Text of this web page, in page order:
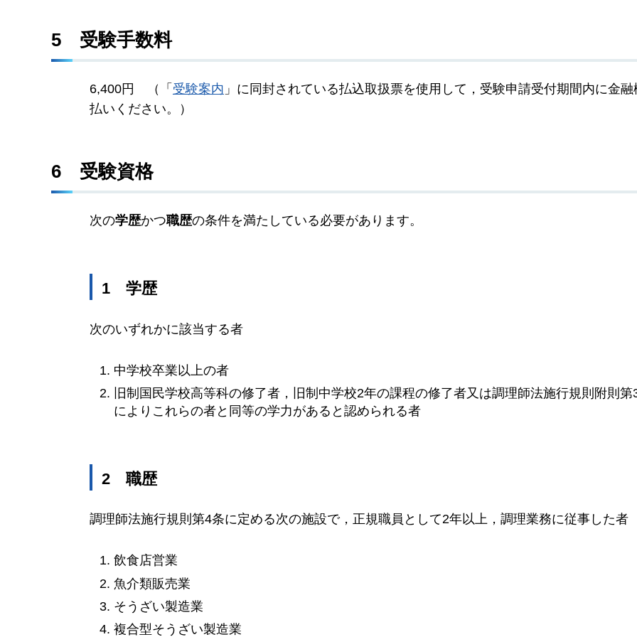
5 受験手数料
6,400円 （「 受験案内 」に 同封されている払込取扱票を使用して，受験申請受付期間内に金融
払いください。）
6 受験資格
次の学歴かつ職歴の条件を満たしている必要があります。
1 学歴
次のいずれかに該当する者
中学校卒業以上の者
旧制国民学校高等科の修了者，旧制中学校2年の課程の修了者又は調理師法施行規則附則第
によりこれらの者と同等の学力があると認められる者
2 職歴
調理師法施行規則第4条に定める次の施設で，正規職員として2年以上，調理業務に従事した者
飲食店営業
魚介類販売業
そうざい製造業
複合型そうざい製造業